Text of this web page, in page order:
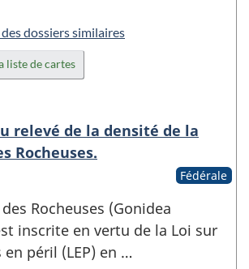
dossiers similaires
liste de cartes
relevé de la densité de la
Rocheuses.
Fédérale
Rocheuses (Gonidea
inscrite en vertu de la Loi sur
en péril (LEP) en …